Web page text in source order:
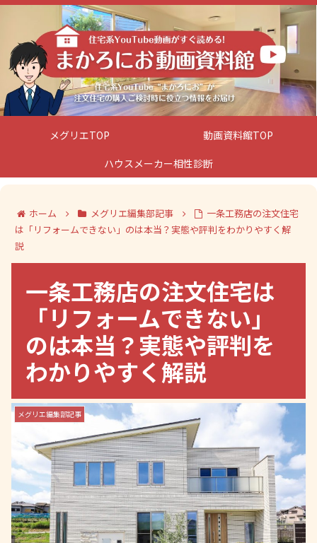
メグリエTOP
動画資料館TOP
ハウスメーカー相性診断
ホーム メグリエ編集部記事
一条工務店の注文住宅
は「リフォームできない」のは本当？実態や評判をわかりやすく解
説
一条工務店の注文住宅は
「リフォームできない」
のは本当？実態や評判を
わかりやすく解説
メグリエ編集部記事